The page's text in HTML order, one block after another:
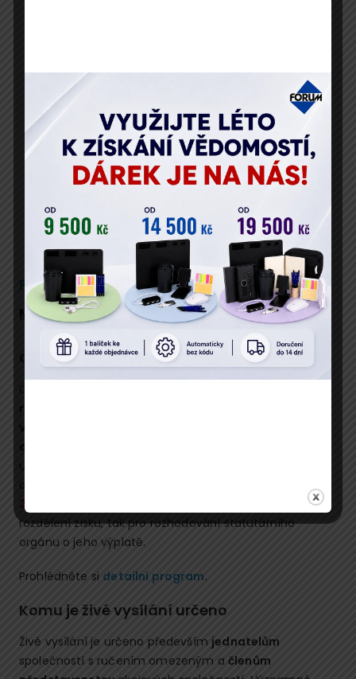
Vaše osobní údaje zpracováváme v souladu s GDPR.
Popis Program
Přednáší
Místo konání
Cíl živého vysílání
2021
rozdělení zisku, tak pro rozhodování statutárního
orgánu o jeho výplatě.
Prohlédněte si detailní program.
Komu je živé vysílání určeno
Živé vysílání je určeno především jednatelům
společností s ručením omezeným a členům